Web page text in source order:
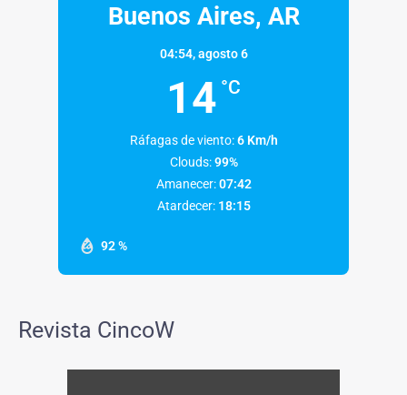
Buenos Aires, AR
04:54,agosto 6
14 °C
92 %
Ráfagas de viento: 6 Km/h
Clouds: 99%
Amanecer: 07:42
Atardecer: 18:15
Revista CincoW